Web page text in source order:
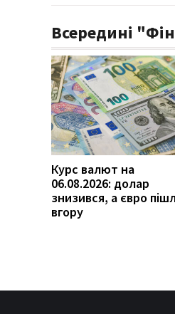
Всередині
Курс валют на
06.08.2026: долар
знизився, а євро
вгору